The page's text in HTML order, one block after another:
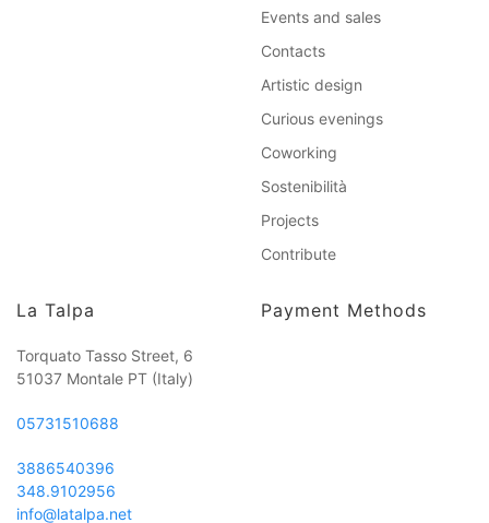
Events and sales
Contacts
Artistic design
Curious evenings
Coworking
Sostenibilità
Projects
Contribute
La Talpa
Torquato Tasso Street, 6
51037 Montale PT (Italy)
05731510688
3886540396
348.9102956
info@latalpa.net
Payment Methods